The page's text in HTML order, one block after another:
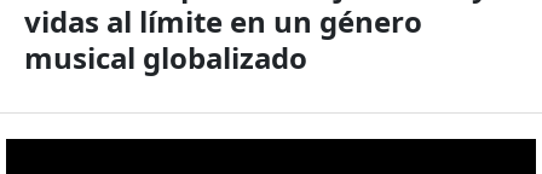
vidas al límite en un género
musical globalizado